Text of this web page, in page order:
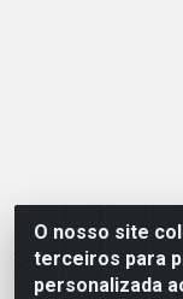
O nosso site
terceiros para
personalizada
Linhavix
Quadra314